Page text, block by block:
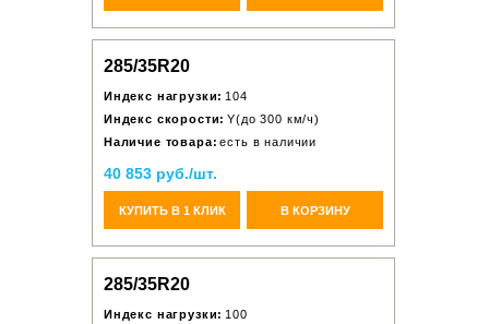
285/35R20
Индекс нагрузки: 104
Индекс скорости: Y(до 300 км/ч)
Наличие товара: есть в наличии
40 853 руб./шт.
КУПИТЬ В 1 КЛИК В КОРЗИНУ
285/35R20
Индекс нагрузки: 100